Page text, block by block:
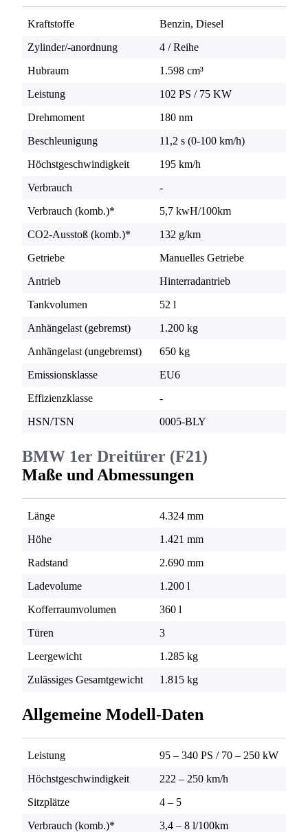
Kraftstoffe
Benzin, Diesel
Zylinder/-anordnung
4 / Reihe
Hubraum
1.598 cm³
Leistung
102 PS / 75 KW
Drehmoment
180 nm
Beschleunigung
11,2 s (0-100 km/h)
Höchstgeschwindigkeit
195 km/h
Verbrauch
-
Verbrauch (komb.)*
5,7 kwH/100km
CO2-Ausstoß (komb.)*
132 g/km
Getriebe
Manuelles Getriebe
Antrieb
Hinterradantrieb
Tankvolumen
52 l
Anhängelast (gebremst)
1.200 kg
Anhängelast (ungebremst)
650 kg
Emissionsklasse
EU6
Effizienzklasse
-
HSN/TSN
0005-BLY
BMW 1er Dreitürer (F21)
Maße und Abmessungen
Länge
4.324 mm
Höhe
1.421 mm
Radstand
2.690 mm
Ladevolume
1.200 l
Kofferraumvolumen
360 l
Türen
3
Leergewicht
1.285 kg
Zulässiges Gesamtgewicht
1.815 kg
Allgemeine Modell-Daten
Leistung 95 – 340 PS / 70 – 250 kW
Höchstgeschwindigkeit
222 – 250 km/h
Sitzplätze
4 – 5
Verbrauch (komb.)*
3,4 – 8 l/100km